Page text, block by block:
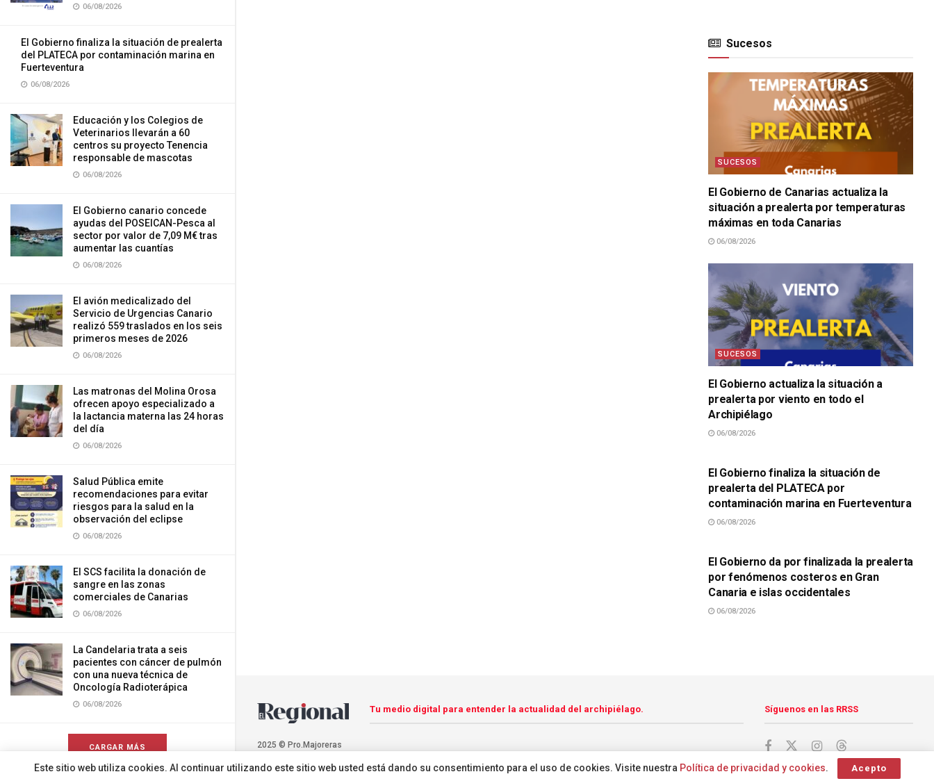
06/08/2026
El Gobierno finaliza la situación de prealerta
del PLATECA por contaminación marina en
Fuerteventura
06/08/2026
Educación y los Colegios de
Veterinarios llevarán a 60
centros su proyecto Tenencia
responsable de mascotas
06/08/2026
El Gobierno canario concede
ayudas del POSEICAN-Pesca al
sector por valor de 7,09 M€ tras
aumentar las cuantías
06/08/2026
El avión medicalizado del
Servicio de Urgencias Canario
realizó 559 traslados en los seis
primeros meses de 2026
06/08/2026
Las matronas del Molina Orosa
ofrecen apoyo especializado a
la lactancia materna las 24 horas
del día
06/08/2026
Salud Pública emite
recomendaciones para evitar
riesgos para la salud en la
observación del eclipse
06/08/2026
El SCS facilita la donación de
sangre en las zonas
comerciales de Canarias
06/08/2026
La Candelaria trata a seis
pacientes con cáncer de pulmón
con una nueva técnica de
Oncología Radioterápica
06/08/2026
CARGAR MÁS
Sucesos
SUCESOS
El Gobierno de Canarias actualiza la
situación a prealerta por temperaturas
máximas en toda Canarias
06/08/2026
SUCESOS
El Gobierno actualiza la situación a
prealerta por viento en todo el
Archipiélago
06/08/2026
El Gobierno finaliza la situación de
prealerta del PLATECA por
contaminación marina en Fuerteventura
06/08/2026
El Gobierno da por finalizada la prealerta
por fenómenos costeros en Gran
Canaria e islas occidentales
06/08/2026
2025 © Pro.Majoreras
Tu medio digital para entender la actualidad del archipiélago. Síguenos en las RRSS
Este sitio web utiliza cookies. Al continuar utilizando este sitio web usted está dando su consentimiento para el uso de cookies. Visite nuestra Política de privacidad y cookies. Acepto